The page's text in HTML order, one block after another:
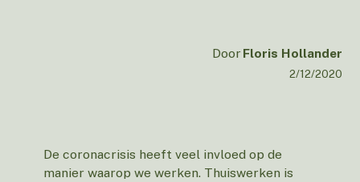
DoorFloris Hollander
2/12/2020
De coronacrisis heeft veel invloed op de
manier waarop we werken. Thuiswerken is